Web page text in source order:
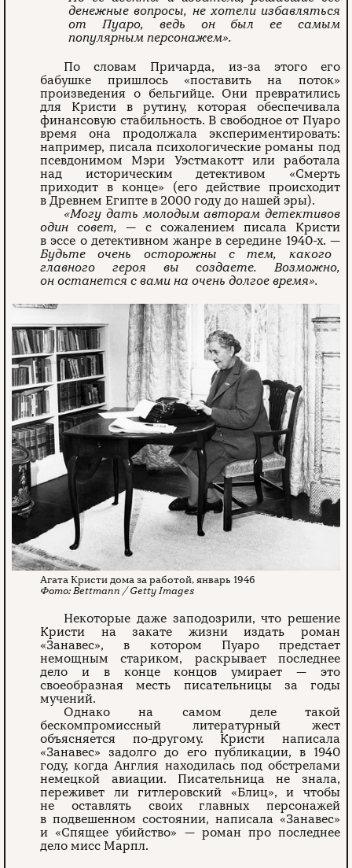
денежные вопросы, не хотели избавляться
от Пуаро, ведь он был ее самым
популярным персонажем».
По словам Причарда, из-за этого его
бабушке пришлось «поставить на поток»
произведения о бельгийце. Они превратились
для Кристи в рутину, которая обеспечивала
финансовую стабильность. В свободное от Пуаро
время она продолжала экспериментировать:
например, писала психологические романы под
псевдонимом Мэри Уэстмакотт или работала
над историческим детективом «Смерть
приходит в конце» (его действие происходит
в Древнем Египте в 2000 году до нашей эры).
«Могу дать молодым авторам детективов
один совет,— с сожалением писала Кристи
в эссе о детективном жанре в середине 1940-х. —
Будьте очень осторожны с тем, какого
главного героя вы создаете. Возможно,
он останется с вами на очень долгое время».
Агата Кристи дома за работой, январь 1946
Bettmann / Getty Images
Некоторые даже заподозрили, что решение
Кристи на закате жизни издать роман
«Занавес», в котором Пуаро предстает
немощным стариком, раскрывает последнее
дело и в конце концов умирает — это
своеобразная месть писательницы за годы
мучений.
Однако на самом деле такой
бескомпромиссный литературный жест
объясняется по-другому. Кристи написала
«Занавес» задолго до его публикации, в 1940
году, когда Англия находилась под обстрелами
немецкой авиации. Писательница не знала,
переживет ли гитлеровский «Блиц», и чтобы
не оставлять своих главных персонажей
в подвешенном состоянии, написала «Занавес»
и «Спящее убийство» — роман про последнее
дело мисс Марпл.